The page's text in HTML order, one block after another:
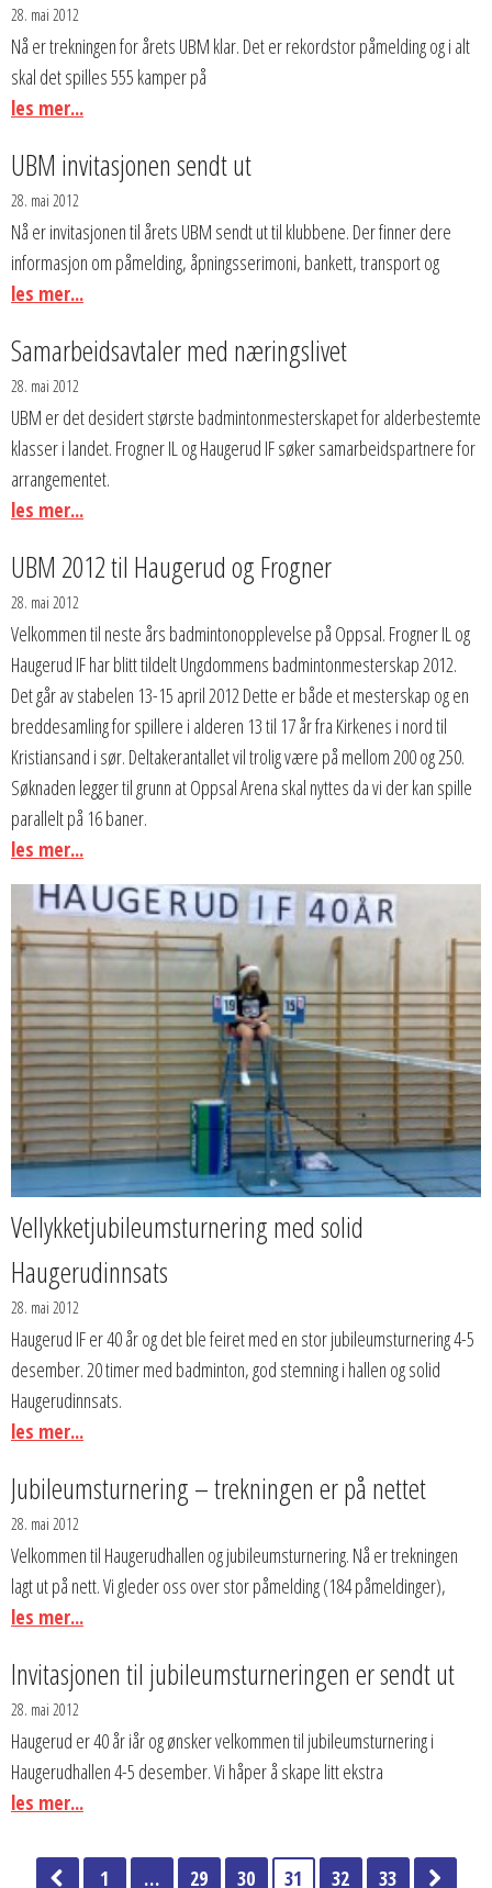
28. mai 2012
Nå er trekningen for årets UBM klar. Det er rekordstor påmelding og i alt
skal det spilles 555 kamper på
les mer...
UBM invitasjonen sendt ut
28. mai 2012
Nå er invitasjonen til årets UBM sendt ut til klubbene. Der finner dere
informasjon om påmelding, åpningsserimoni, bankett, transport og
les mer...
Samarbeidsavtaler med næringslivet
28. mai 2012
UBM er det desidert største badmintonmesterskapet for alderbestemte
klasser i landet. Frogner IL og Haugerud IF søker samarbeidspartnere for
arrangementet.
les mer...
UBM 2012 til Haugerud og Frogner
28. mai 2012
Velkommen til neste års badmintonopplevelse på Oppsal. Frogner IL og
Haugerud IF har blitt tildelt Ungdommens badmintonmesterskap 2012.
Det går av stabelen 13-15 april 2012 Dette er både et mesterskap og en
breddesamling for spillere i alderen 13 til 17 år fra Kirkenes i nord til
Kristiansand i sør. Deltakerantallet vil trolig være på mellom 200 og 250.
Søknaden legger til grunn at Oppsal Arena skal nyttes da vi der kan spille
parallelt på 16 baner.
les mer...
Vellykketjubileumsturnering med solid
Haugerudinnsats
28. mai 2012
Haugerud IF er 40 år og det ble feiret med en stor jubileumsturnering 4-5
desember. 20 timer med badminton, god stemning i hallen og solid
Haugerudinnsats.
les mer...
Jubileumsturnering – trekningen er på nettet
28. mai 2012
Velkommen til Haugerudhallen og jubileumsturnering. Nå er trekningen
lagt ut på nett. Vi gleder oss over stor påmelding (184 påmeldinger),
les mer...
Invitasjonen til jubileumsturneringen er sendt ut
28. mai 2012
Haugerud er 40 år iår og ønsker velkommen til jubileumsturnering i
Haugerudhallen 4-5 desember. Vi håper å skape litt ekstra
les mer...
1 … 29 30 31 32 33